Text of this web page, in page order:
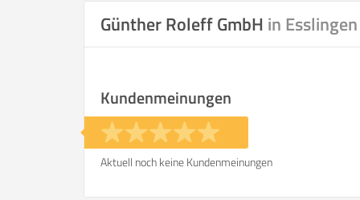
Vergleichsergebnis
Ihre Angaben: am
Günther Roleff GmbH in Esslingen
Kundenmeinungen
Aktuell noch keine Kundenmeinungen